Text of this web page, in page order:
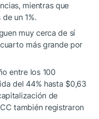
mientras que
un 1%.
muy cerca de sí
más grande por
entre los 100
del 44% hasta $0,63
de
también registraron